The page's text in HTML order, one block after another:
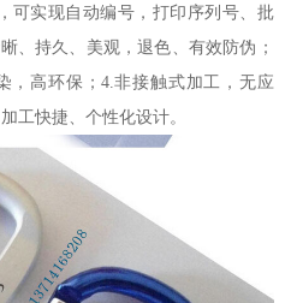
可实现自动编号，打印序列号、批
、持久、美观，退色、有效防伪；
，高环保；4.非接触式加工，无应
工快捷、个性化设计。